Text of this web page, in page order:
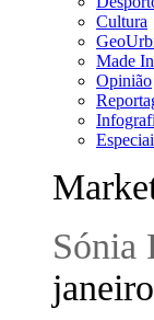
Cultura
Made
Opinião
Sónia